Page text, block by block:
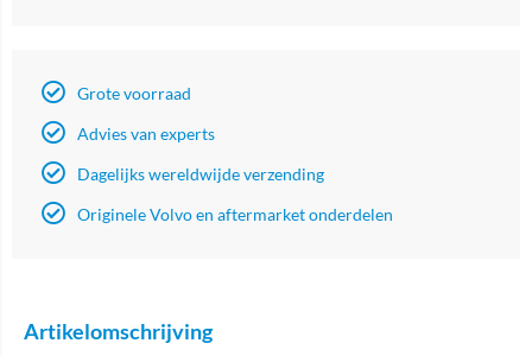
Grote voorraad
Advies van experts
Dagelijks wereldwijde verzending
Originele Volvo en aftermarket onderdelen
Artikelomschrijving